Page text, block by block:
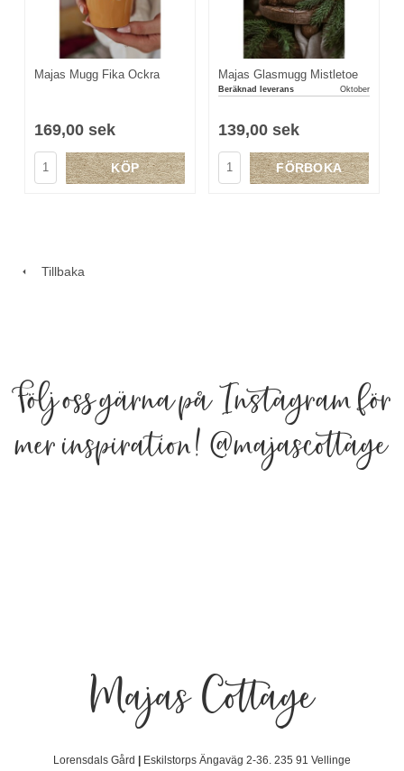
Majas Mugg Fika Ockra
169,00 sek
KÖP
Majas Glasmugg Mistletoe
Beräknad leverans Oktober
139,00 sek
FÖRBOKA
Tillbaka
Följ oss gärna på Instagram för
mer inspiration!@majascottage
Majas Cottage
Lorensdals Gård Eskilstorps Ängaväg 2-36. 235 91 Vellinge